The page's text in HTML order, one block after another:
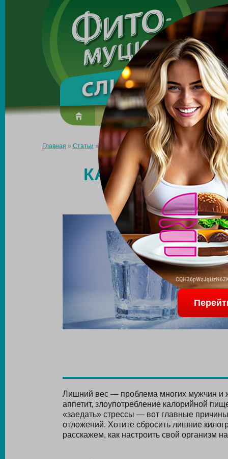
Made in the UK
О препарате Усиль эффект
Главная » Статьи »Как настроить свой организм на
КАК
Лишний вес — проблема многих мужчин
аппетит, злоупотребление калорийной
«заедать» стрессы — вот главные
отложений. Хотите сбросить лишние
расскажем, как настроить свой организм